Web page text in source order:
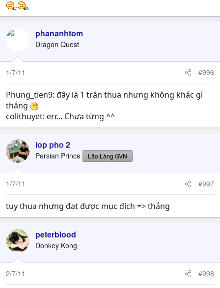
phananhtom
Dragon Quest
1/7/11 #996
Phung_tien9: đây là 1 trận thua nhưng không khác gì
thắng
colithuyet: err... Chưa từng ^^
lop pho 2
Persian Prince Lão Làng GVN
1/7/11 #997
tuy thua nhưng đạt được mục đích => thắng
peterblood
Donkey Kong
2/7/11 #998